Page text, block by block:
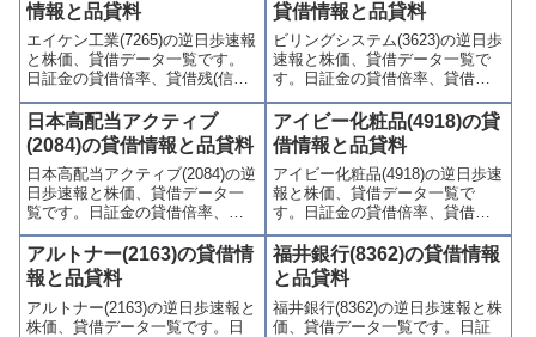
情報と品貸料
エイケン工業(7265)の逆日歩速報
と株価、貸借データ一覧です。
日証金の貸借倍率、貸借残(信用
買残、信用売残)、品貸料(逆日
歩)、東証の週末残高、規制(注意
喚起・申込停止)など、空売り関
連情報を集計し、図解でわかり
やすくまとめて掲載していま
す。
貸借情報と品貸料
ビリングシステム(3623)の逆日歩
速報と株価、貸借データ一覧で
す。日証金の貸借倍率、貸借残
(信用買残、信用売残)、品貸料
(逆日歩)、東証の週末残高、規制
(注意喚起・申込停止)など、空売
り関連情報を集計し、図解でわ
かりやすくまとめて掲載してい
ます。
日本高配当アクティブ
(2084)の貸借情報と品貸料
日本高配当アクティブ(2084)の逆
日歩速報と株価、貸借データ一
覧です。日証金の貸借倍率、貸
借残(信用買残、信用売残)、品貸
料(逆日歩)、東証の週末残高、規
制(注意喚起・申込停止)など、空
売り関連情報を集計し、図解で
わかりやすくまとめて掲載して
います。
アイビー化粧品(4918)の貸
借情報と品貸料
アイビー化粧品(4918)の逆日歩速
報と株価、貸借データ一覧で
す。日証金の貸借倍率、貸借残
(信用買残、信用売残)、品貸料
(逆日歩)、東証の週末残高、規制
(注意喚起・申込停止)など、空売
り関連情報を集計し、図解でわ
かりやすくまとめて掲載してい
ます。
アルトナー(2163)の貸借情
報と品貸料
アルトナー(2163)の逆日歩速報と
株価、貸借データ一覧です。日
福井銀行(8362)の貸借情報
と品貸料
福井銀行(8362)の逆日歩速報と株
価、貸借データ一覧です。日証